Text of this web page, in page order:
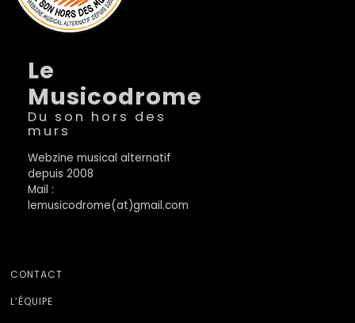
Le
Musicodrome
Du son hors des
murs
Webzine musical alternatif
depuis 2008
Mail :
lemusicodrome(at)gmail.com
CONTACT
L’ÉQUIPE